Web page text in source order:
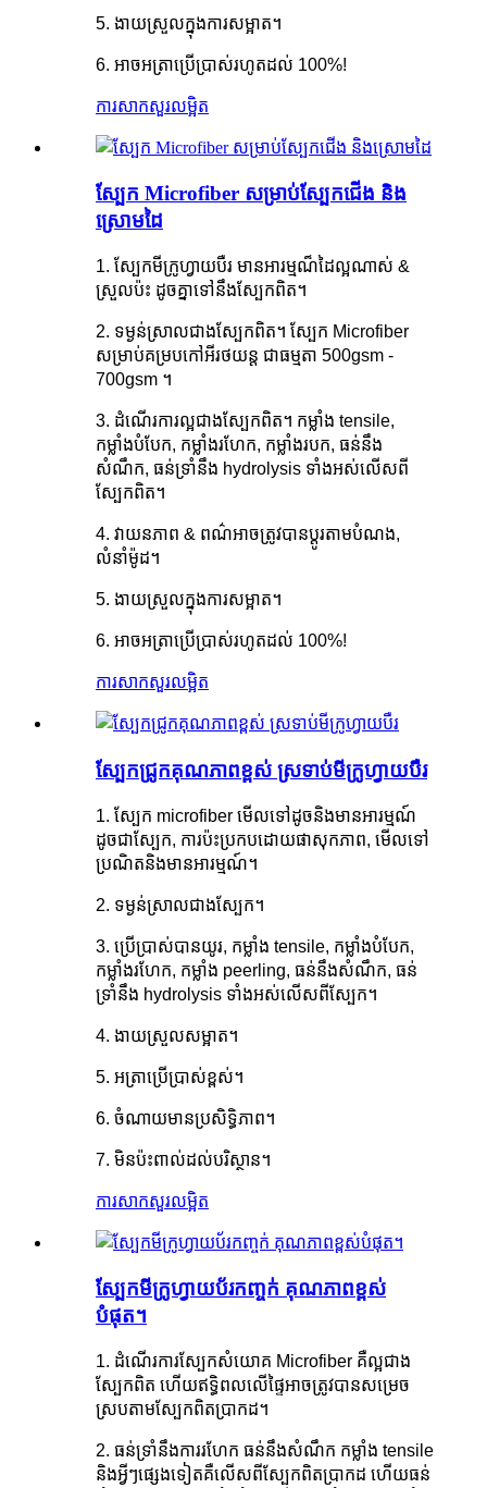
5. ងាយស្រួលក្នុងការសម្អាត។
6. អាចអត្រាប្រើប្រាស់រហូតដល់ 100%!
ការសាកសួរលម្អិត
ស្បែក Microfiber សម្រាប់ស្បែកជើង និង
ស្រោមដៃ
1. ស្បែកមីក្រូហ្វាយបឺរ មានអារម្មណ៏ដៃល្អណាស់ &
ស្រួលប៉ះ ដូចគ្នាទៅនឹងស្បែកពិត។
2. ទម្ងន់ស្រាលជាងស្បែកពិត។ ស្បែក Microfiber
សម្រាប់គម្របកៅអីរថយន្ត ជាធម្មតា 500gsm -
700gsm ។
3. ដំណើរការល្អជាងស្បែកពិត។ កម្លាំង tensile,
កម្លាំងបំបែក, កម្លាំងរហែក, កម្លាំងរបក, ធន់នឹង
សំណឹក, ធន់ទ្រាំនឹង hydrolysis ទាំងអស់លើសពី
ស្បែកពិត។
4. វាយនភាព & ពណ៌អាចត្រូវបានប្ដូរតាមបំណង,
លំនាំម៉ូដ។
5. ងាយស្រួលក្នុងការសម្អាត។
6. អាចអត្រាប្រើប្រាស់រហូតដល់ 100%!
ការសាកសួរលម្អិត
ស្បែកជ្រូកគុណភាពខ្ពស់ ស្រទាប់មីក្រូហ្វាយបឺរ
1. ស្បែក microfiber មើលទៅដូចនិងមានអារម្មណ៍
ដូចជាស្បែក, ការប៉ះប្រកបដោយផាសុកភាព, មើលទៅ
ប្រណិតនិងមានអារម្មណ៍។
2. ទម្ងន់ស្រាលជាងស្បែក។
3. ប្រើប្រាស់បានយូរ, កម្លាំង tensile, កម្លាំងបំបែក,
កម្លាំងរហែក, កម្លាំង peerling, ធន់នឹងសំណឹក, ធន់
ទ្រាំនឹង hydrolysis ទាំងអស់លើសពីស្បែក។
4. ងាយស្រួលសម្អាត។
5. អត្រាប្រើប្រាស់ខ្ពស់។
6. ចំណាយមានប្រសិទ្ធិភាព។
7. មិនប៉ះពាល់ដល់បរិស្ថាន។
ការសាកសួរលម្អិត
ស្បែកមីក្រូហ្វាយប័រកញ្ចក់ គុណភាពខ្ពស់
បំផុត។
1. ដំណើរការស្បែកសំយោគ Microfiber គឺល្អជាង
ស្បែកពិត ហើយឥទ្ធិពលលើផ្ទៃអាចត្រូវបានសម្រេច
ស្របតាមស្បែកពិតប្រាកដ។
2. ធន់ទ្រាំនឹងការរហែក ធន់នឹងសំណឹក កម្លាំង tensile
និងអ្វីៗផ្សេងទៀតគឺលើសពីស្បែកពិតប្រាកដ ហើយធន់